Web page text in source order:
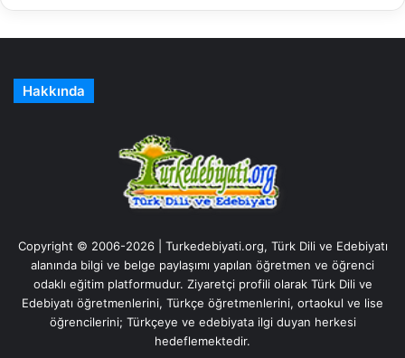
Hakkında
Copyright © 2006-2026 | Turkedebiyati.org, Türk Dili ve Edebiyatı
alanında bilgi ve belge paylaşımı yapılan öğretmen ve öğrenci
odaklı eğitim platformudur. Ziyaretçi profili olarak Türk Dili ve
Edebiyatı öğretmenlerini, Türkçe öğretmenlerini, ortaokul ve lise
öğrencilerini; Türkçeye ve edebiyata ilgi duyan herkesi
hedeflemektedir.